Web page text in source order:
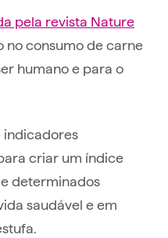
pela revista Nature
consumo de carne
humano e para o
indicadores
criar um índice
determinados
saudável e em